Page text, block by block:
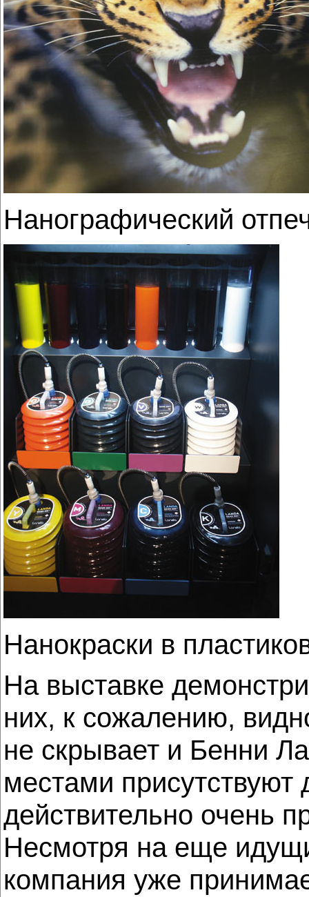
Нанографический
Нанокраски в
На выставке
них, к сожалению,
не скрывает и Бенни
местами присутствуют
действительно очень
Несмотря на еще
компания уже